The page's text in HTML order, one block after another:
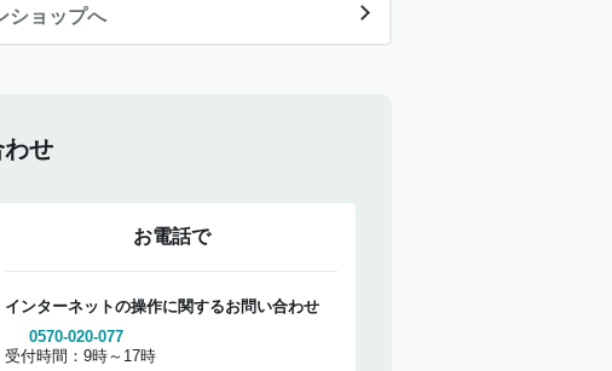
ショップへ
せ
お電話で
インターネットの操作に関するお問い合わせ
0570-020-077
受付時間：9時～17時